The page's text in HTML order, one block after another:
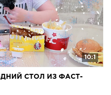
10:1
СТОЛ ИЗ ФАСТ-